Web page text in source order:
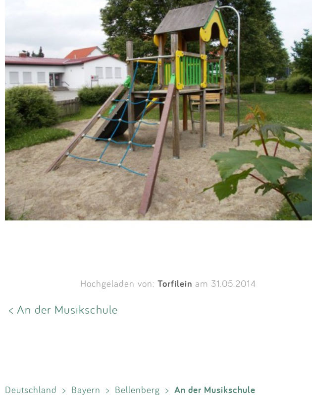
Hochgeladen von: Torfilein am 31.05.2014
< An der Musikschule
Deutschland > Bayern > Bellenberg > An der Musikschule